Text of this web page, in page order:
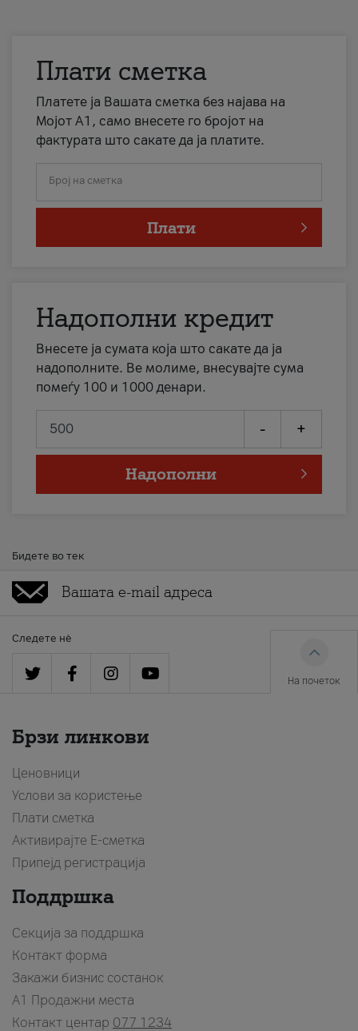
Плати сметка
Платете ја Вашата сметка без најава на
Мојот А1, само внесете го бројот на
фактурата што сакате да ја платите.
Број на сметка
Плати
Надополни кредит
Внесете ја сумата која што сакате да ја
надополните. Ве молиме, внесувајте сума
помеѓу 100 и 1000 денари.
- +
Надополни
Бидете во тек
Следете нè
На почеток
Брзи линкови
Ценовници
Услови за користење
Плати сметка
Активирајте Е-сметка
Припејд регистрација
Поддршка
Секција за поддршка
Контакт форма
Закажи бизнис состанок
A1 Продажни места
Контакт центар 077 1234